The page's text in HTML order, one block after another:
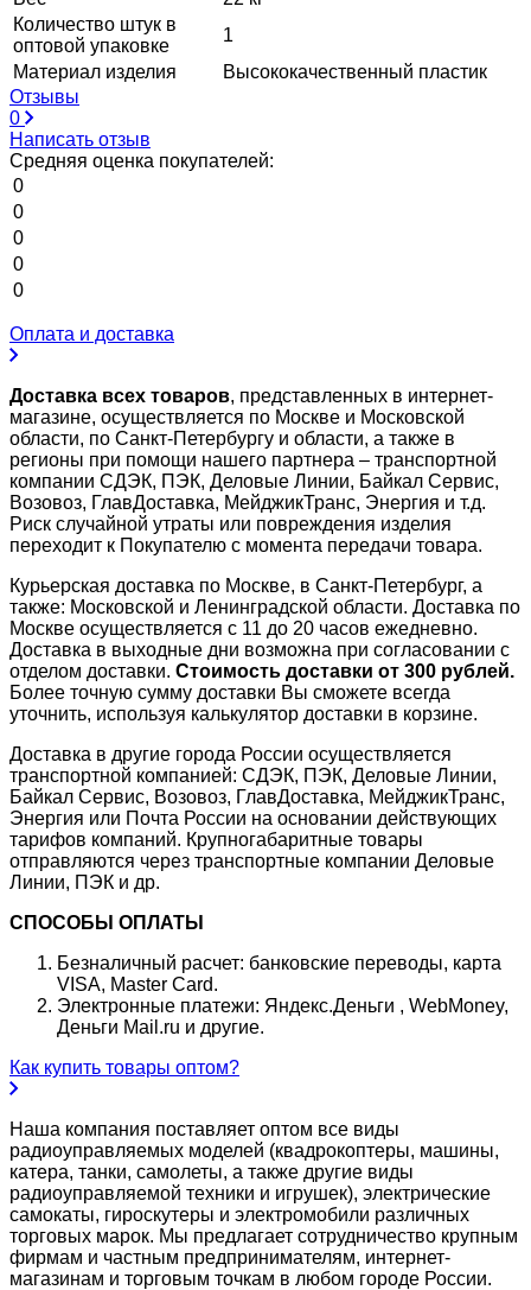
Количество штук в
оптовой упаковке
1
Материал изделия
Высококачественный пластик
Отзывы
0
Написать отзыв
Средняя оценка покупателей:
0
0
0
0
0
Оплата и доставка
Доставка всех товаров, представленных в интернет-
магазине, осуществляется по Москве и Московской
области, по Санкт-Петербургу и области, а также в
регионы при помощи нашего партнера – транспортной
компании СДЭК, ПЭК, Деловые Линии, Байкал Сервис,
Возовоз, ГлавДоставка, МейджикТранс, Энергия и т.д.
Риск случайной утраты или повреждения изделия
переходит к Покупателю с момента передачи товара.
Курьерская доставка по Москве, в Санкт-Петербург, а
также: Московской и Ленинградской области. Доставка по
Москве осуществляется с 11 до 20 часов ежедневно.
Доставка в выходные дни возможна при согласовании с
отделом доставки. Стоимость доставки от 300 рублей.
Более точную сумму доставки Вы сможете всегда
уточнить, используя калькулятор доставки в корзине.
Доставка в другие города России осуществляется
транспортной компанией: СДЭК, ПЭК, Деловые Линии,
Байкал Сервис, Возовоз, ГлавДоставка, МейджикТранс,
Энергия или Почта России на основании действующих
тарифов компаний. Крупногабаритные товары
отправляются через транспортные компании Деловые
Линии, ПЭК и др.
СПОСОБЫ ОПЛАТЫ
Безналичный расчет: банковские переводы, карта
VISA, Master Card.
Электронные платежи: Яндекс.Деньги , WebMoney,
Деньги Mail.ru и другие.
Как купить товары оптом?
Наша компания поставляет оптом все виды
радиоуправляемых моделей (квадрокоптеры, машины,
катера, танки, самолеты, а также другие виды
радиоуправляемой техники и игрушек), электрические
самокаты, гироскутеры и электромобили различных
торговых марок. Мы предлагает сотрудничество крупным
фирмам и частным предпринимателям, интернет-
магазинам и торговым точкам в любом городе России.